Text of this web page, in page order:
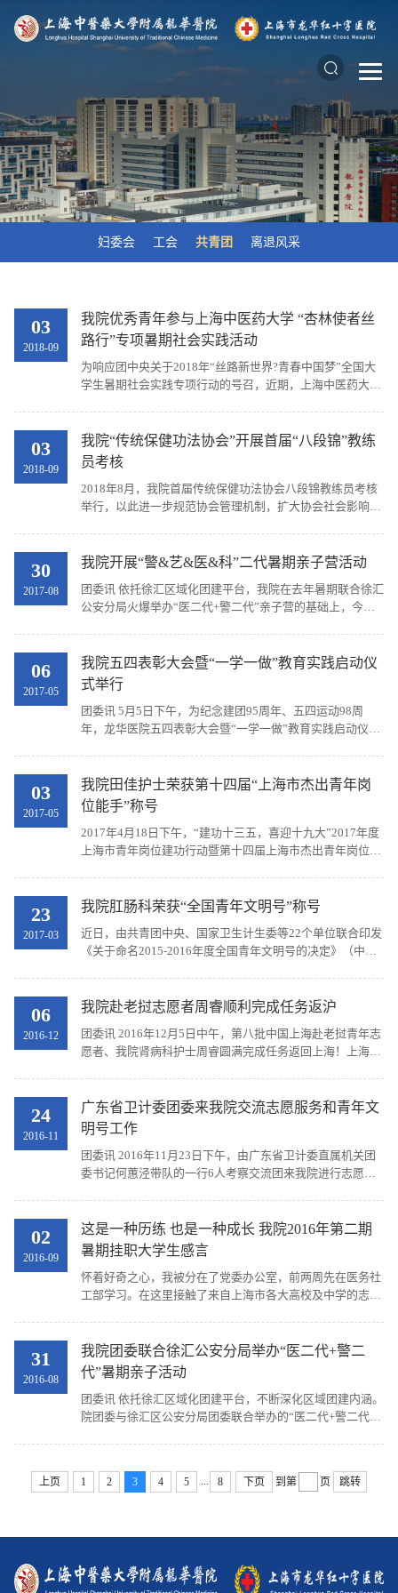
妇委会 工会 共青团 离退风采
03
2018-09
我院优秀青年参与上海中医药大学 “杏林使者丝
路行”专项暑期社会实践活动
为响应团中央关于2018年“丝路新世界?青春中国梦”全国大
学生暑期社会实践专项行动的号召，近期，上海中医药大学
03
2018-09
我院“传统保健功法协会”开展首届“八段锦”教练
员考核
2018年8月，我院首届传统保健功法协会八段锦教练员考核
举行，以此进一步规范协会管理机制，扩大协会社会影响及
30
2017-08
我院开展“警&艺&医&科”二代暑期亲子营活动
团委讯 依托徐汇区域化团建平台，我院在去年暑期联合徐汇
公安分局火爆举办“医二代+警二代”亲子营的基础上，今年
06
2017-05
我院五四表彰大会暨“一学一做”教育实践启动仪
式举行
团委讯 5月5日下午，为纪念建团95周年、五四运动98周
年，龙华医院五四表彰大会暨“一学一做”教育实践启动仪式
03
2017-05
我院田佳护士荣获第十四届“上海市杰出青年岗
位能手”称号
2017年4月18日下午，“建功十三五，喜迎十九大”2017年度
上海市青年岗位建功行动暨第十四届上海市杰出青年岗位能
23
2017-03
我院肛肠科荣获“全国青年文明号”称号
近日，由共青团中央、国家卫生计生委等22个单位联合印发
《关于命名2015-2016年度全国青年文明号的决定》（中青
06
2016-12
我院赴老挝志愿者周睿顺利完成任务返沪
团委讯 2016年12月5日中午，第八批中国上海赴老挝青年志
愿者、我院肾病科护士周睿圆满完成任务返回上海！上海市
24
2016-11
广东省卫计委团委来我院交流志愿服务和青年文
明号工作
团委讯 2016年11月23日下午，由广东省卫计委直属机关团
委书记何蕙泾带队的一行6人考察交流团来我院进行志愿服
02
2016-09
这是一种历练 也是一种成长 我院2016年第二期
暑期挂职大学生感言
怀着好奇之心，我被分在了党委办公室，前两周先在医务社
工部学习。在这里接触了来自上海市各大高校及中学的志愿
31
2016-08
我院团委联合徐汇公安分局举办“医二代+警二
代”暑期亲子活动
团委讯 依托徐汇区域化团建平台，不断深化区域团建内涵。
院团委与徐汇区公安分局团委联合举办的“医二代+警二代”
上页 1 2 3 4 5 8 下页 到第 页 跳转